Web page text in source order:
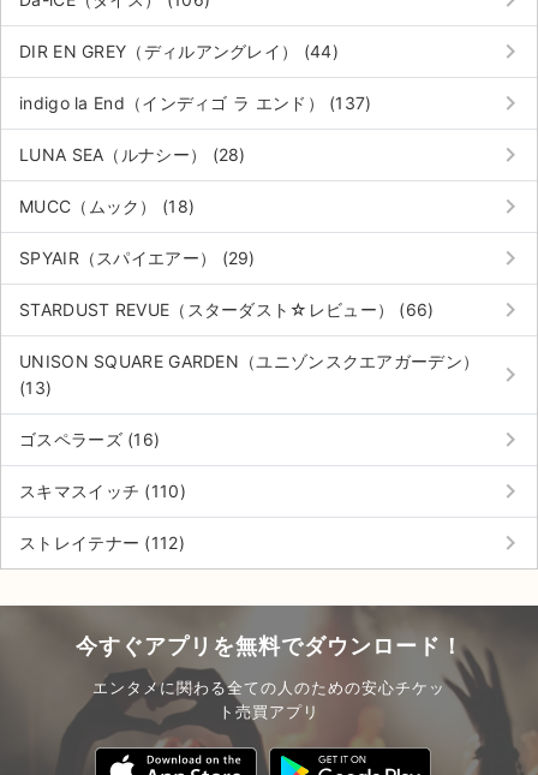
お知らせ
サイト情報
チケットジャム運営会社
プライバシーポリシー
特定商取引法に基づく表記
公演登録依頼
DIR EN GREY（ディルアングレイ） (44) keyboard_arrow_right
indigo la End（インディゴ ラ エンド） (137) keyboard_arrow_right
LUNA SEA（ルナシー） (28) keyboard_arrow_right
MUCC（ムック） (18) keyboard_arrow_right
SPYAIR（スパイエアー） (29) keyboard_arrow_right
STARDUST REVUE（スターダスト☆レビュー） (66) keyboard_arrow_right
UNISON SQUARE GARDEN（ユニゾンスクエアガーデン）
(13)
keyboard_arrow_right
ゴスペラーズ (16) keyboard_arrow_right
スキマスイッチ (110) keyboard_arrow_right
ストレイテナー (112) keyboard_arrow_right
今すぐアプリを無料でダウンロード！
エンタメに関わる全ての人のための安心チケッ
ト売買アプリ